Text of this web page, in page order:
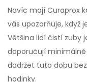
Navíc mají Curaprox
vás upozorňuje, když
Většina lidí čistí zuby
doporučují
dodržet tuto dobu
hodinky.